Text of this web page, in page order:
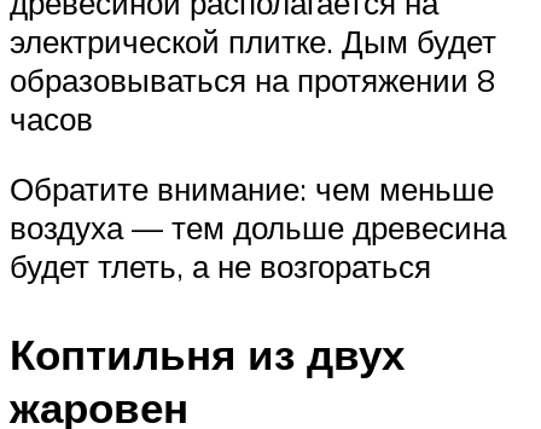
электрической плитке. Дым будет
образовываться на протяжении 8
часов
Обратите внимание: чем меньше
воздуха — тем дольше древесина
будет тлеть, а не возгораться
Коптильня из двух
жаровен